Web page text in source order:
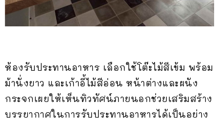
ห้องรับประทานอาหาร เลือกใช้โต๊ะไม้สีเข้ม พร้อม
ม้านั่งยาว และเก้าอี้ไม้สีอ่อน หน้าต่างและผนัง
กระจกเผยให้เห็นทิวทัศน์ภายนอกช่วยเสริมสร้าง
บรรยากาศในการรับประทานอาหารได้เป็นอย่าง